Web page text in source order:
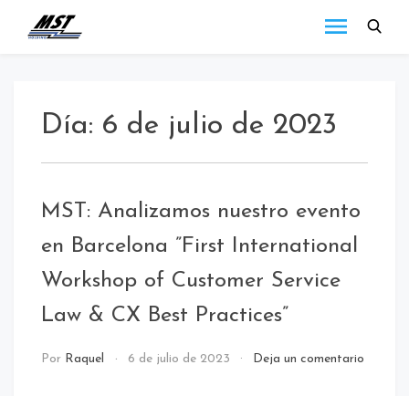
Día: 6 de julio de 2023
MST: Analizamos nuestro evento
en Barcelona ”First International
Workshop of Customer Service
Law & CX Best Practices”
Por Raquel 6 de julio de 2023 Uncategorized
Deja un comentario